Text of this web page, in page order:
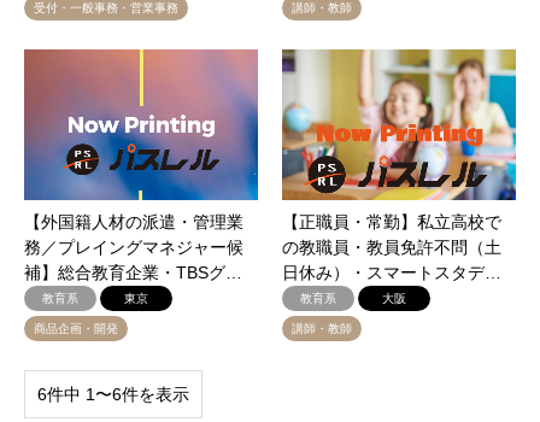
受付・一般事務・営業事務 講師・教師
【外国籍人材の派遣・管理業
務／プレイングマネジャー候
補】総合教育企業・TBSグ…
教育系 東京
商品企画・開発
【正職員・常勤】私立高校で
の教職員・教員免許不問（土
日休み）・スマートスタデ…
教育系 大阪
講師・教師
6件中 1〜6件を表示